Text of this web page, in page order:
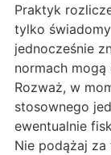
Praktyk
tylko
jednocześnie
normach mogą
Rozważ, w
stosownego
ewentualnie
Nie podążaj